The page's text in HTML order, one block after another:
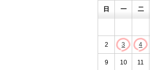
日 一 二
2 3 4
9 10 11